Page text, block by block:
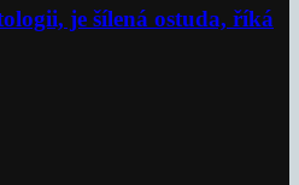
je šílená ostuda, říká